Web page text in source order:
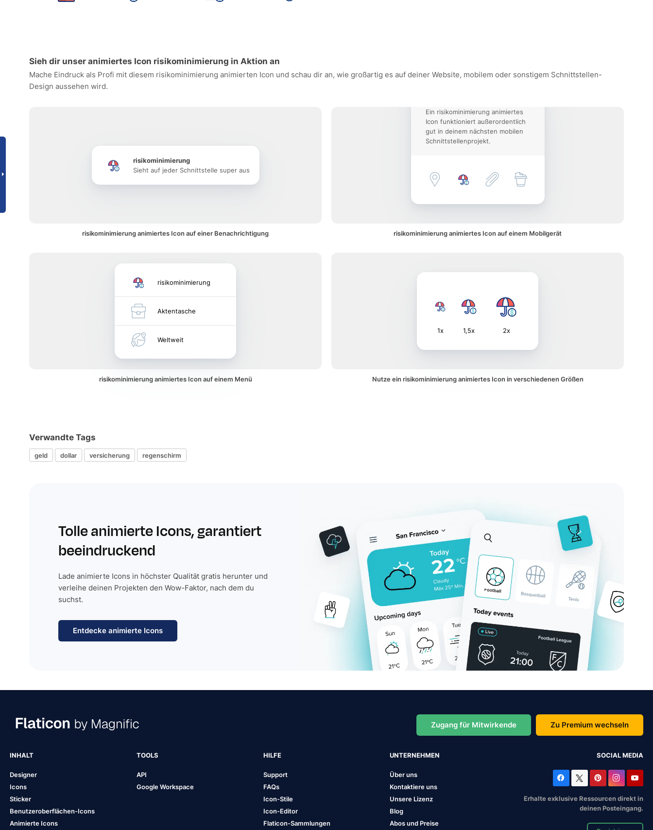
Sieh dir unser animiertes Icon risikominimierung in Aktion an
Mache Eindruck als Profi mit diesem risikominimierung animierten Icon und schau dir an, wie großartig es auf deiner Website, mobilem oder sonstigem Schnittstellen-
Design aussehen wird.
risikominimierung
Sieht auf jeder Schnittstelle super aus
risikominimierung animiertes Icon auf einer Benachrichtigung
Ein risikominimierung animiertes
Icon funktioniert außerordentlich
gut in deinem nächsten mobilen
Schnittstellenprojekt.
risikominimierung animiertes Icon auf einem Mobilgerät
risikominimierung
Aktentasche
Weltweit
risikominimierung animiertes Icon auf einem Menü
1x 1,5x 2x
Nutze ein risikominimierung animiertes Icon in verschiedenen Größen
Verwandte Tags
geld dollar versicherung regenschirm
Tolle animierte Icons, garantiert
beeindruckend
Lade animierte Icons in höchster Qualität gratis herunter und
verleihe deinen Projekten den Wow-Faktor, nach dem du
suchst.
Entdecke animierte Icons
Zugang für Mitwirkende Zu Premium wechseln
INHALT
Designer
Icons
Sticker
Benutzeroberflächen-Icons
Animierte Icons
TOOLS
API
Google Workspace
HILFE
Support
FAQs
Icon-Stile
Icon-Editor
Flaticon-Sammlungen
UNTERNEHMEN
Über uns
Kontaktiere uns
Unsere Lizenz
Blog
Abos und Preise
SOCIAL MEDIA
Erhalte exklusive Ressourcen direkt in
deinen Posteingang.